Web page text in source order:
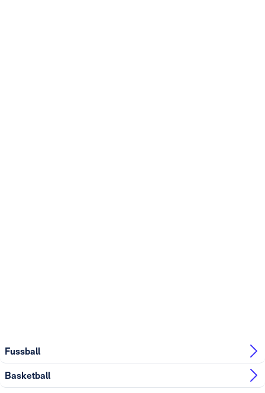
Fussball
Basketball